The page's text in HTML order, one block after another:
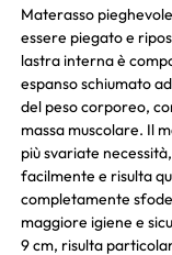
Materasso
essere piegato e
lastra interna è
espanso schiumato
del peso corporeo,
massa muscolare. Il
più svariate
facilmente e risulta
completamente
maggiore igiene e
9 cm, risulta